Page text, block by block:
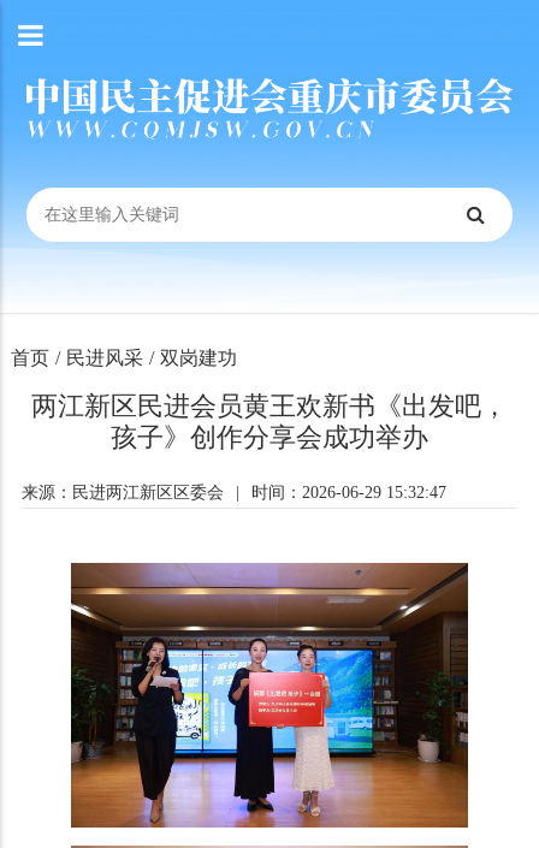
首页 / 民进风采 / 双岗建功
两江新区民进会员黄王欢新书《出发吧，
孩子》创作分享会成功举办
来源：民进两江新区区委会 时间：2026-06-29 15:32:47